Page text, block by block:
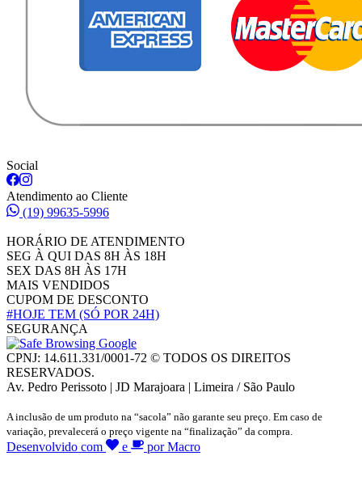
Social
Atendimento ao Cliente
(19) 99635-5996
HORÁRIO DE ATENDIMENTO
SEG À QUI DAS 8H ÀS 18H
SEX DAS 8H ÀS 17H
MAIS VENDIDOS
CUPOM DE DESCONTO
#HOJE TEM (SÓ POR 24H)
SEGURANÇA
CPNJ: 14.611.331/0001-72 © TODOS OS DIREITOS
RESERVADOS.
Av. Pedro Perissoto | JD Marajoara | Limeira / São Paulo
A inclusão de um produto na “sacola” não garante seu preço. Em caso de
variação, prevalecerá o preço vigente na “finalização” da compra.
Desenvolvido com e por Macro